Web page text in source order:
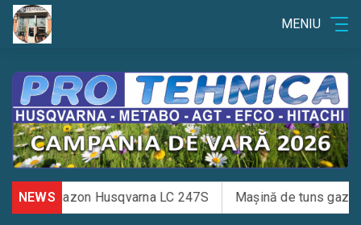
MENIU
NEWS
gazon Husqvarna LC 247S Mașină de tuns gazon